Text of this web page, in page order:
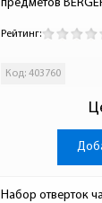
предметов
Рейтинг:
Код: 403760
Набор отверток